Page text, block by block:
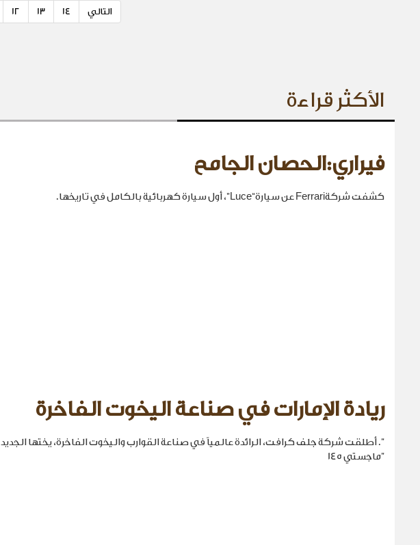
12 13 14 التالي
الأكثر قراءة
فيراري:الحصان الجامح
كشفت شركةFerrari عن سيارة“Luce”، أول سيارة كهربائية بالكامل في تاريخها.
ريادة الإمارات في صناعة اليخوت الفاخرة
". أطلقت شركة جلف كرافت، الرائدة عالمياً في صناعة القوارب واليخوت الفاخرة، يختها الجديد
"ماجستي 145